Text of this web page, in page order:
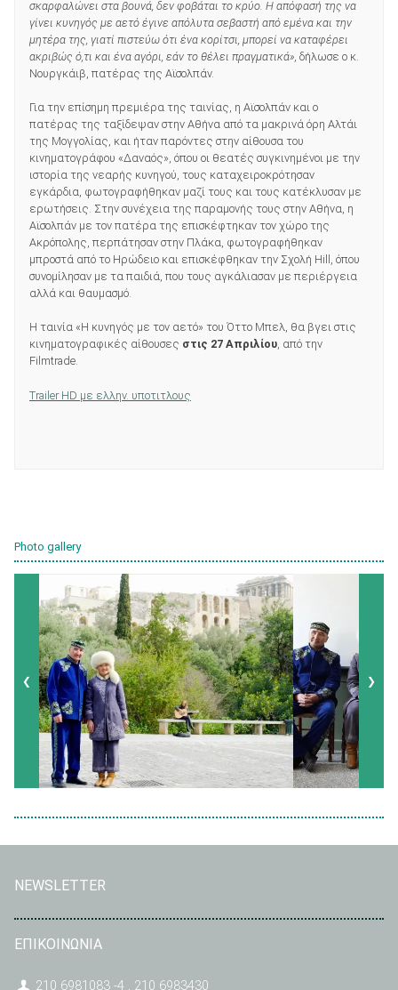
σκαρφαλώνει στα βουνά, δεν φοβάται το κρύο. Η απόφασή της να
γίνει κυνηγός με αετό έγινε απόλυτα σεβαστή από εμένα και την
μητέρα της, γιατί πιστεύω ότι ένα κορίτσι, μπορεί να καταφέρει
ακριβώς ό,τι και ένα αγόρι, εάν το θέλει πραγματικά», δήλωσε ο κ.
Νουργκάιβ, πατέρας της Αϊσολπάν.
Για την επίσημη πρεμιέρα της ταινίας, η Αϊσολπάν και ο
πατέρας της ταξίδεψαν στην Αθήνα από τα μακρινά όρη Αλτάι
της Μογγολίας, και ήταν παρόντες στην αίθουσα του
κινηματογράφου «Δαναός», όπου οι θεατές συγκινημένοι με την
ιστορία της νεαρής κυνηγού, τους καταχειροκρότησαν
εγκάρδια, φωτογραφήθηκαν μαζί τους και τους κατέκλυσαν με
ερωτήσεις. Στην συνέχεια της παραμονής τους στην Αθήνα, η
Aϊσολπάν με τον πατέρα της επισκέφτηκαν τον χώρο της
Ακρόπολης, περπάτησαν στην Πλάκα, φωτογραφήθηκαν
μπροστά από το Ηρώδειο και επισκέφθηκαν την Σχολή Hill, όπου
συνομίλησαν με τα παιδιά, που τους αγκάλιασαν με περιέργεια
αλλά και θαυμασμό.
Η ταινία «Η κυνηγός με τον αετό» του Όττο Μπελ, θα βγει στις
κινηματογραφικές αίθουσες στις 27 Απριλίου, από την
Filmtrade.
Trailer HD με ελλην. υποτιτλους
Photo gallery
❮ ❯
NEWSLETTER
ΕΠΙΚΟΙΝΩΝΙΑ
210 6981083 -4 , 210 6983430